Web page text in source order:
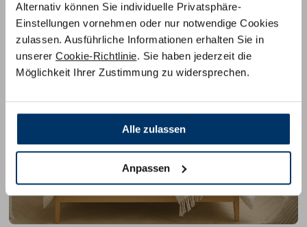
Alternativ können Sie individuelle Privatsphäre-
Einstellungen vornehmen oder nur notwendige Cookies
zulassen. Ausführliche Informationen erhalten Sie in
unserer Cookie-Richtlinie. Sie haben jederzeit die
Möglichkeit Ihrer Zustimmung zu widersprechen.
Alle zulassen
Anpassen
Liegezonen am Markt etabliert, damit Sie – egal,
wie Sie die Matratze hinlegen – immer
ergonomisch korrekt schlafen.